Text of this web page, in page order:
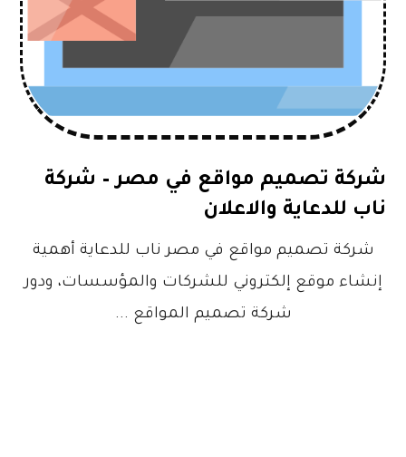
شركة تصميم مواقع في مصر – شركة
ناب للدعاية والاعلان
شركة تصميم مواقع في مصر ناب للدعاية أهمية
إنشاء موقع إلكتروني للشركات والمؤسسات، ودور
شركة تصميم المواقع ...